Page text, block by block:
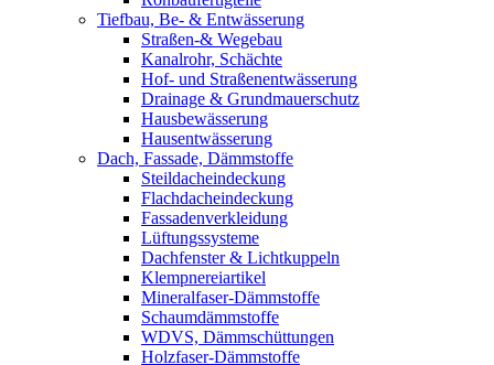
Tiefbau, Be- & Entwässerung
Straßen-& Wegebau
Kanalrohr, Schächte
Hof- und Straßenentwässerung
Drainage & Grundmauerschutz
Hausbewässerung
Hausentwässerung
Dach, Fassade, Dämmstoffe
Steildacheindeckung
Flachdacheindeckung
Fassadenverkleidung
Lüftungssysteme
Dachfenster & Lichtkuppeln
Klempnereiartikel
Mineralfaser-Dämmstoffe
Schaumdämmstoffe
WDVS, Dämmschüttungen
Holzfaser-Dämmstoffe